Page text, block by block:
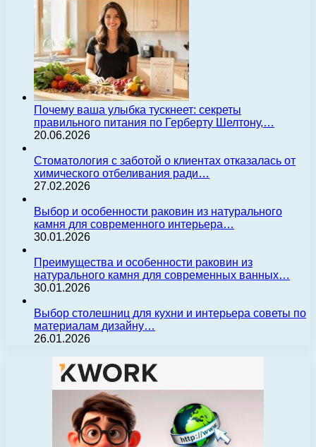
Почему ваша улыбка тускнеет: секреты
правильного питания по Герберту Шелтону,…
20.06.2026
Стоматология с заботой о клиентах отказалась от
химического отбеливания ради…
27.02.2026
Выбор и особенности раковин из натурального
камня для современного интерьера…
30.01.2026
Преимущества и особенности раковин из
натурального камня для современных ванных…
30.01.2026
Выбор столешниц для кухни и интерьера советы по
материалам дизайну…
26.01.2026